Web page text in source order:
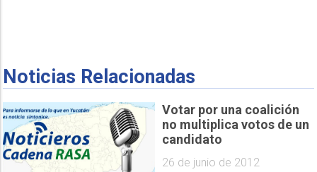
Noticias Relacionadas
Votar por una coalición
no multiplica votos de un
candidato
26 de junio de 2012